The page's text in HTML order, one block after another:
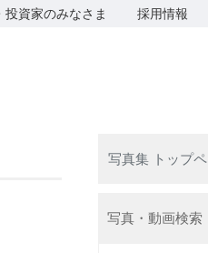
投資家のみなさま 採用情報
写真集 トップ
写真・動画検索